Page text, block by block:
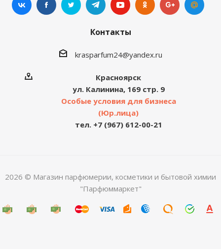
Контакты
krasparfum24@yandex.ru
Красноярск
ул. Калинина, 169 стр. 9
Особые условия для бизнеса
(Юр.лица)
тел. +7 (967) 612-00-21
2026 © Магазин парфюмерии, косметики и бытовой химии
"Парфюммаркет"